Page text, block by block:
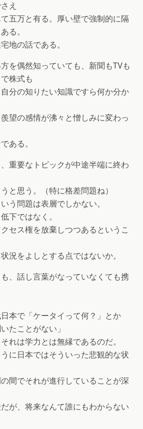
え
五万と有る。厚い壁で強制的に隔
る。
地の話である。
を偶然知っていても、新聞もTVも
株式も
分の知りたい知識ですら何か分か
望の感情が沸々と憎しみに変わっ
ある。
重要なトピックが中途半端に終わ
と思う。（特に格差問題ね）
う問題は表層でしかない。
下ではなく。
セス権を放棄しつつあるというこ
況をよしとする点ではないか。
、話し言葉がなっていなくても携
本で「ケータイって何？」とか
たことがない」
れは学力とは無縁であるのだ。
に日本ではそういった悲観的な状
間でそれが進行していることが深
が、将来なんて誰にもわからない